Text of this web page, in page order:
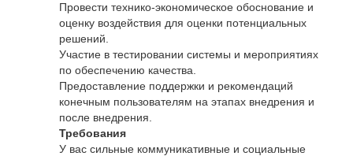
Провести технико-экономическое обоснование и
оценку воздействия для оценки потенциальных
решений.
Участие в тестировании системы и мероприятиях
по обеспечению качества.
Предоставление поддержки и рекомендаций
конечным пользователям на этапах внедрения и
после внедрения.
Требования
У вас сильные коммуникативные и социальные